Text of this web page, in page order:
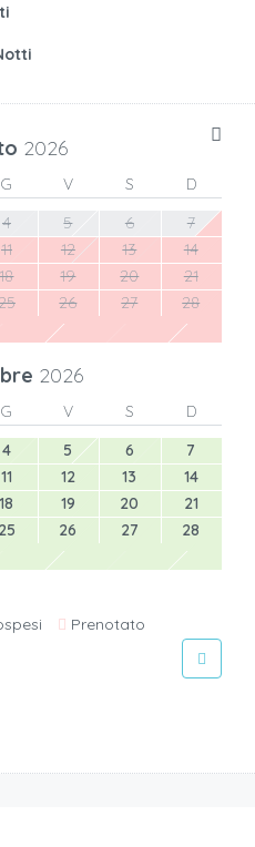
2026
G V S
D
4 5 6
7
11 12 13
14
18 19 20
21
26 27
28
2026
G V S
D
4 5 6
7
11 12 13
14
18 19 20
21
25 26 27
28
Prenotato